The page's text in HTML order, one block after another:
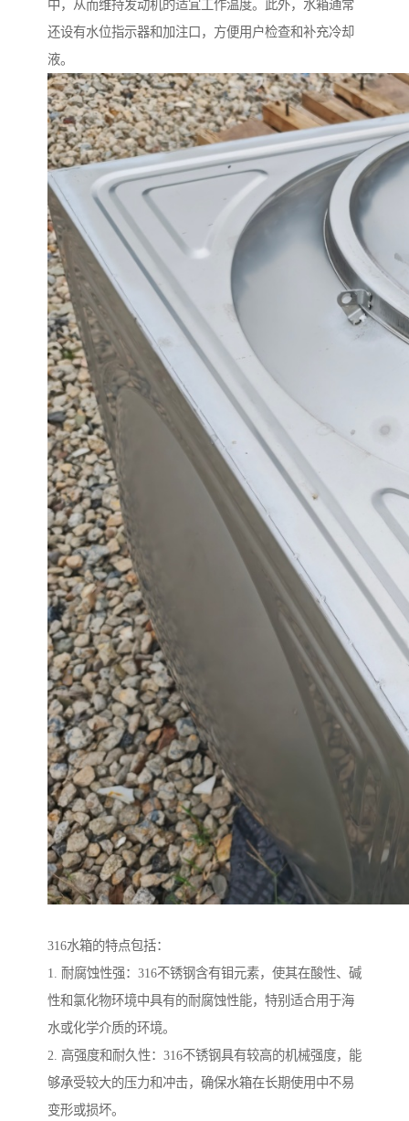
中，从而维持发动机的适宜工作温度。此外，水箱通常
还设有水位指示器和加注口，方便用户检查和补充冷却
液。
316水箱的特点包括：
1. 耐腐蚀性强：316不锈钢含有钼元素，使其在酸性、碱
性和氯化物环境中具有的耐腐蚀性能，特别适合用于海
水或化学介质的环境。
2. 高强度和耐久性：316不锈钢具有较高的机械强度，能
够承受较大的压力和冲击，确保水箱在长期使用中不易
变形或损坏。